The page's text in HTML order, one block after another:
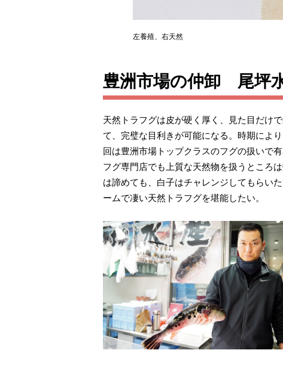
左養殖、右天然
豊洲市場の仲卸 尾坪
天然トラフグは皮が硬く厚く、見た目だけ
て、完璧な目利きが可能になる。時期によ
回は豊洲市場トップクラスのフグの扱いで
フグ専門店でも上質な天然物を扱うところ
は諦めても、白子はチャレンジしてもらい
ームで凄い天然トラフグを堪能したい。